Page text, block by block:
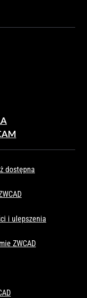
dostępna
i ulepszenia
ZWCAD